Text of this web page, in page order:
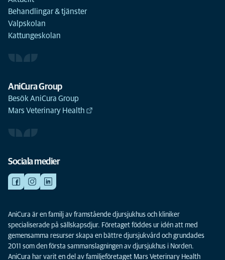
Behandlingar & tjänster
Valpskolan
Kattungeskolan
AniCura Group
Besök AniCura Group
Mars Veterinary Health
Sociala medier
AniCura är en familj av framstående djursjukhus och kliniker
specialiserade på sällskapsdjur. Företaget föddes ur idén att med
gemensamma resurser skapa en bättre djursjukvård och grundades
2011 som den första sammanslagningen av djursjukhus i Norden.
AniCura har varit en del av familjeföretaget Mars Veterinary Health